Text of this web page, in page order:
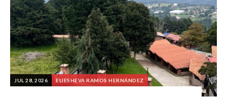
JUL 28, 2026 ELIESHEVA RAMOS HERNÁNDEZ